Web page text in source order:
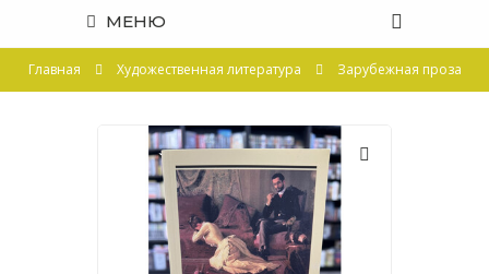
МЕНЮ
Главная Художественная литература Зарубежная проза